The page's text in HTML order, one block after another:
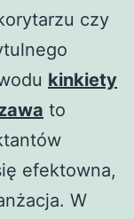
czy
kinkiety
to
efektowna,
W